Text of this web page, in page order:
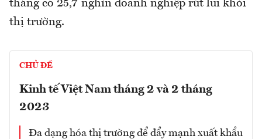
tháng có 25,7 nghìn doanh nghiệp rút lui khỏi
thị trường.
CHỦ ĐỀ
Kinh tế Việt Nam tháng 2 và 2 tháng
2023
Đa dạng hóa thị trường để đẩy mạnh xuất khẩu